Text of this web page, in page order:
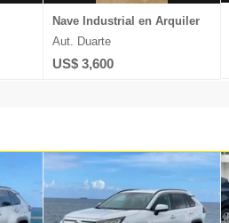
Nave Industrial en Arquiler
Aut. Duarte
US$ 3,600